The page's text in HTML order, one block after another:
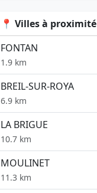
📍 Villes à proximité
FONTAN
1.9 km
BREIL-SUR-ROYA
6.9 km
LA BRIGUE
10.7 km
MOULINET
11.3 km